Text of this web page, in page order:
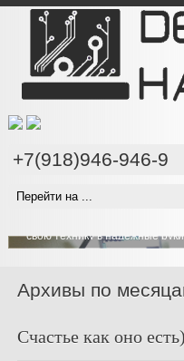
+7(918)946-946-9
Проводим компонентный
Наши специалисты имеют все
свою технику в надежные
Архивы по
Счастье как оно